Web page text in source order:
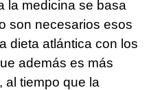
la medicina se basa
son necesarios esos
dieta atlántica con los
además es más
al tiempo que la